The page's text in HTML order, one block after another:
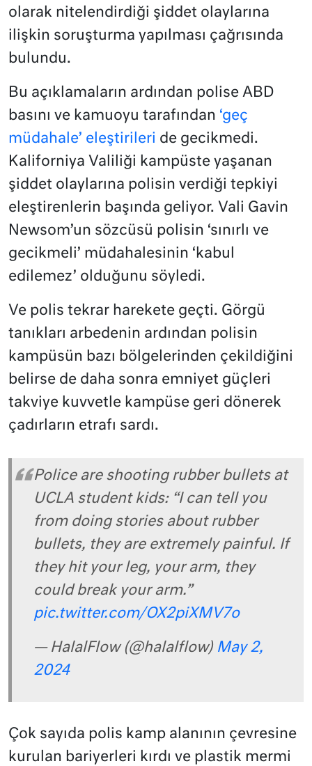
olarak nitelendirdiği şiddet olaylarına
ilişkin soruşturma yapılması çağrısında
bulundu.
Bu açıklamaların ardından polise ABD
basını ve kamuoyu tarafından ‘geç
müdahale’ eleştirileri de gecikmedi.
Kaliforniya Valiliği kampüste yaşanan
şiddet olaylarına polisin verdiği tepkiyi
eleştirenlerin başında geliyor. Vali Gavin
Newsom’un sözcüsü polisin ‘sınırlı ve
gecikmeli’ müdahalesinin ‘kabul
edilemez’ olduğunu söyledi.
Ve polis tekrar harekete geçti. Görgü
tanıkları arbedenin ardından polisin
kampüsün bazı bölgelerinden çekildiğini
belirse de daha sonra emniyet güçleri
takviye kuvvetle kampüse geri dönerek
çadırların etrafı sardı.
Police are shooting rubber bullets at
UCLA student kids: “I can tell you
from doing stories about rubber
bullets, they are extremely painful. If
they hit your leg, your arm, they
could break your arm.”
pic.twitter.com/OX2piXMV7o
— HalalFlow (@halalflow) May 2,
2024
Çok sayıda polis kamp alanının çevresine
kurulan bariyerleri kırdı ve plastik mermi